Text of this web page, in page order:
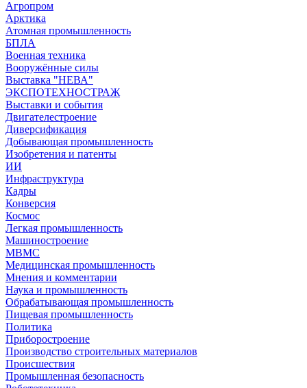
Агропром
Арктика
Атомная промышленность
БПЛА
Военная техника
Вооружённые силы
Выставка "НЕВА"
ЭКСПОТЕХНОСТРАЖ
Выставки и события
Двигателестроение
Диверсификация
Добывающая промышленность
Изобретения и патенты
ИИ
Инфраструктура
Кадры
Конверсия
Космос
Легкая промышленность
Машиностроение
МВМС
Медицинская промышленность
Мнения и комментарии
Наука и промышленность
Обрабатывающая промышленность
Пищевая промышленность
Политика
Приборостроение
Производство строительных материалов
Происшествия
Промышленная безопасность